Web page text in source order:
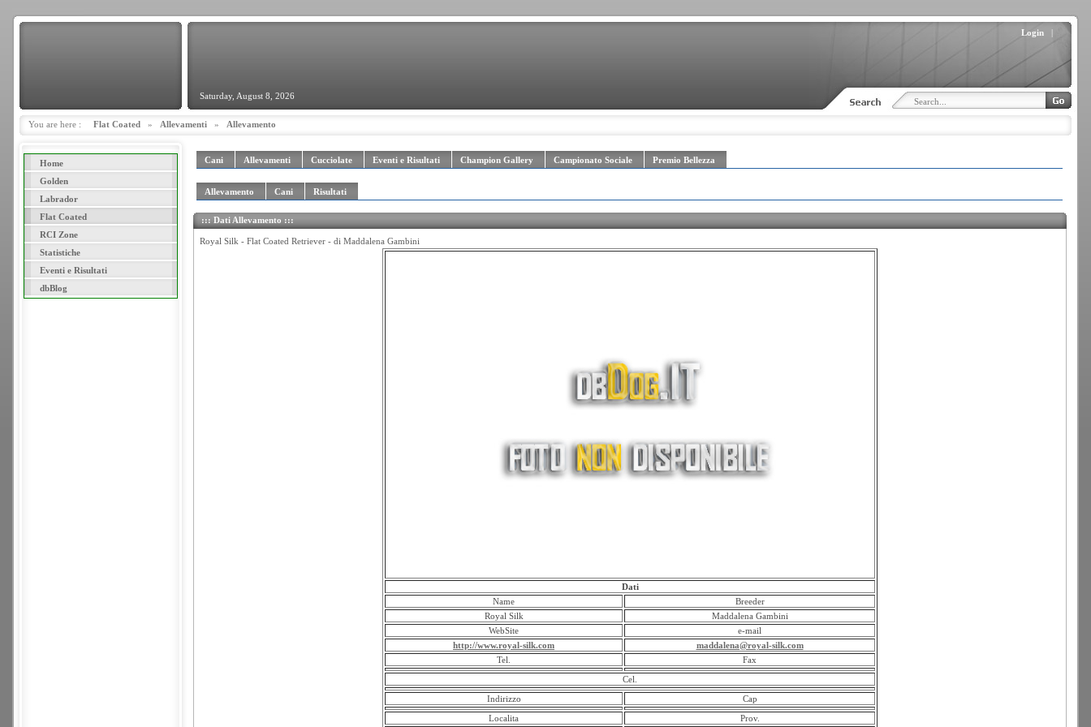
Login |
Saturday, August 8, 2026
You are here : Flat Coated » Allevamenti » Allevamento
Home
Golden
Labrador
Flat Coated
RCI Zone
Statistiche
Eventi e Risultati
dbBlog
Cani Allevamenti Cucciolate Eventi e Risultati Champion Gallery Campionato Sociale Premio Bellezza
Allevamento Cani Risultati
::: Dati Allevamento :::
Royal Silk - Flat Coated Retriever - di Maddalena Gambini
Dati
Name
Breeder
Royal Silk
Maddalena Gambini
WebSite
e-mail
http://www.royal-silk.com
maddalena@royal-silk.com
Tel.
Fax
Cel.
Indirizzo
Cap
Localita
Prov.